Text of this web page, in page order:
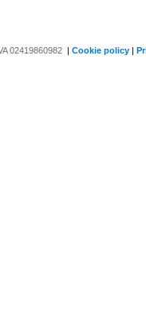
02419860982 | Cookie policy|